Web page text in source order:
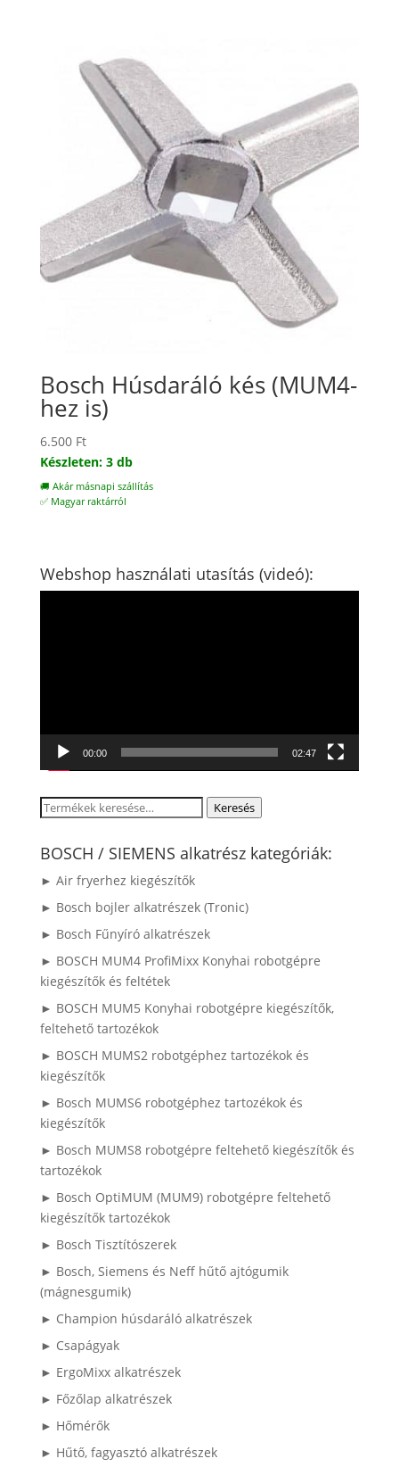
Bosch Húsdaráló kés (MUM4-
hez is)
6.500 Ft
Készleten: 3 db
🚚 Akár másnapi szállítás
✅ Magyar raktárról
Webshop használati utasítás (videó):
00:00 02:47
Keresés
következőre:
Keresés
BOSCH / SIEMENS alkatrész kategóriák:
► Air fryerhez kiegészítők
► Bosch bojler alkatrészek (Tronic)
► Bosch Fűnyíró alkatrészek
► BOSCH MUM4 ProfiMixx Konyhai robotgépre
kiegészítők és feltétek
► BOSCH MUM5 Konyhai robotgépre kiegészítők,
feltehető tartozékok
► BOSCH MUMS2 robotgéphez tartozékok és
kiegészítők
► Bosch MUMS6 robotgéphez tartozékok és
kiegészítők
► Bosch MUMS8 robotgépre feltehető kiegészítők és
tartozékok
► Bosch OptiMUM (MUM9) robotgépre feltehető
kiegészítők tartozékok
► Bosch Tisztítószerek
► Bosch, Siemens és Neff hűtő ajtógumik
(mágnesgumik)
► Champion húsdaráló alkatrészek
► Csapágyak
► ErgoMixx alkatrészek
► Főzőlap alkatrészek
► Hőmérők
► Hűtő, fagyasztó alkatrészek